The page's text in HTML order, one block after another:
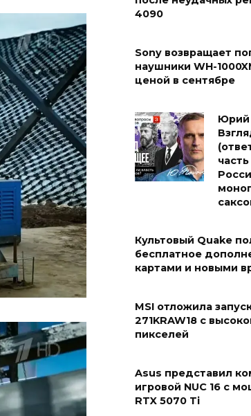
4090
Sony возвращает
наушники WH-
ценой в сентябре
Юрий
Культовый Quake
бесплатное
картами и новыми
MSI отложила
271KRAW18 с
пикселей
Asus представил
игровой NUC 16 с
RTX 5070 Ti